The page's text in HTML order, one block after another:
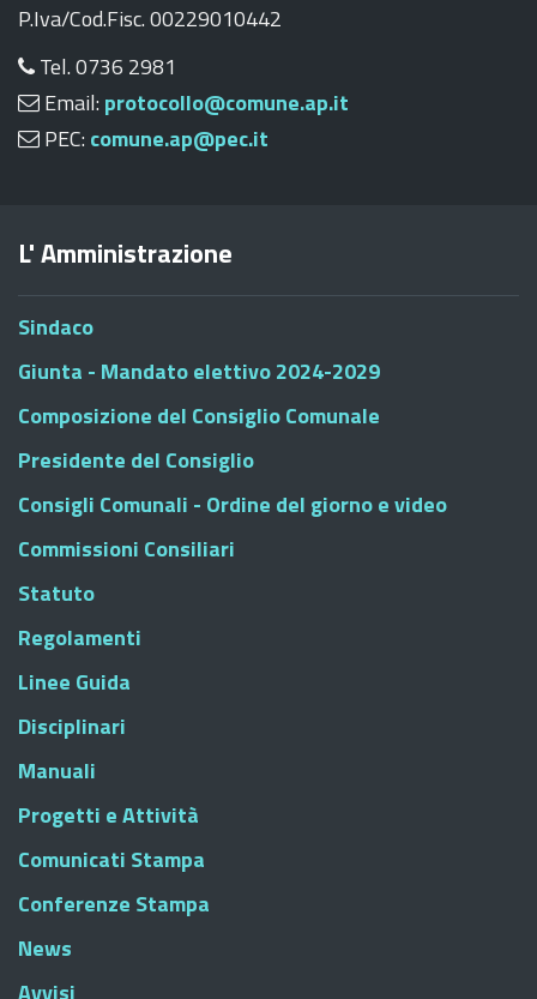
P.Iva/Cod.Fisc. 00229010442
Tel. 0736 2981
Email: protocollo@comune.ap.it
PEC: comune.ap@pec.it
L' Amministrazione
Sindaco
Giunta - Mandato elettivo 2024-2029
Composizione del Consiglio Comunale
Presidente del Consiglio
Consigli Comunali - Ordine del giorno e video
Commissioni Consiliari
Statuto
Regolamenti
Linee Guida
Disciplinari
Manuali
Progetti e Attività
Comunicati Stampa
Conferenze Stampa
News
Avvisi